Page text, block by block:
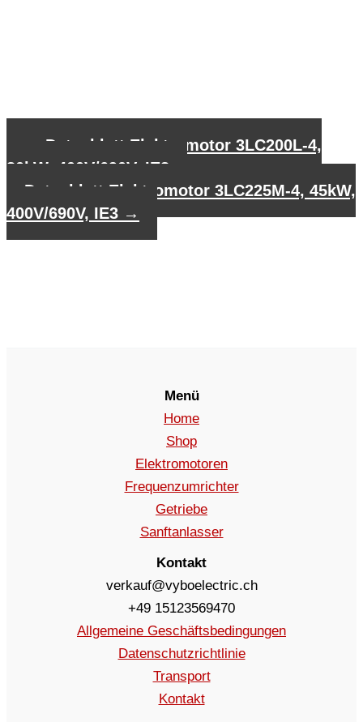
Datenblatt Elektromotor 3LC200L-4,
30kW, 400V/690V, IE3
Datenblatt Elektromotor 3LC225M-4, 45kW,
400V/690V, IE3 →
Menü
Home
Shop
Elektromotoren
Frequenzumrichter
Getriebe
Sanftanlasser
Kontakt
verkauf@vyboelectric.ch
+49 15123569470
Allgemeine Geschäftsbedingungen
Datenschutzrichtlinie
Transport
Kontakt